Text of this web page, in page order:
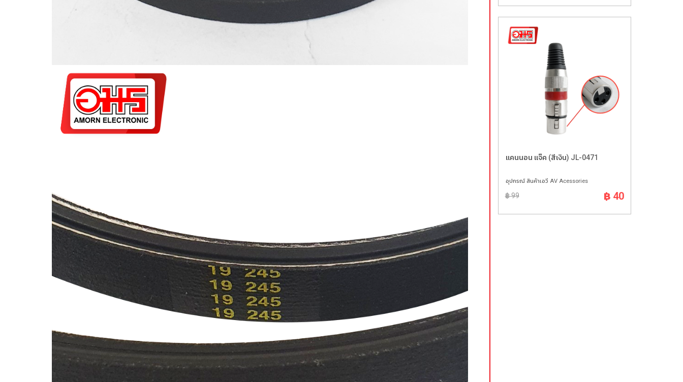
แคนนอน แจ๊ค (สีเงิน) JL-0471
อุปกรณ์ สินค้าเอวี AV Acessories
฿ 99 ฿ 40